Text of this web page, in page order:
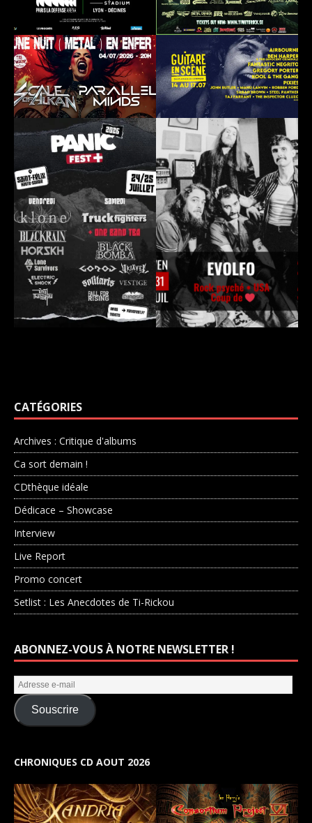
CATÉGORIES
Archives : Critique d'albums
Ca sort demain !
CDthèque idéale
Dédicace – Showcase
Interview
Live Report
Promo concert
Setlist : Les Anecdotes de Ti-Rickou
ABONNEZ-VOUS À NOTRE NEWSLETTER !
Souscrire
CHRONIQUES CD AOUT 2026